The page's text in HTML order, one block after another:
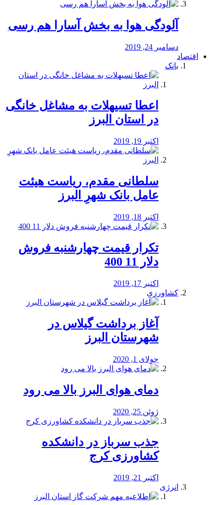
آلودگی هوا به بخش آسارا هم رسی
دسامبر 24, 2019
اقتصاد
بانک
️اعطا تسیهلات به مشاغل خانگی
در استان البرز
اکتبر 19, 2019
سلطانی مقدم، ریاست هیئت
عامل بانک شهرِ البرز
اکتبر 18, 2019
تکرار قیمت چهارشنبه فروش
دلار 11 400
اکتبر 17, 2019
کشاورزی
آغاز برداشت گیلاس در
شهرستان البرز
جولای 1, 2020
دمای هوای البرز بالا می رود
ژوئن 25, 2020
جذب سرباز در دانشکده
کشاورزی کرج
اکتبر 21, 2019
انرژی